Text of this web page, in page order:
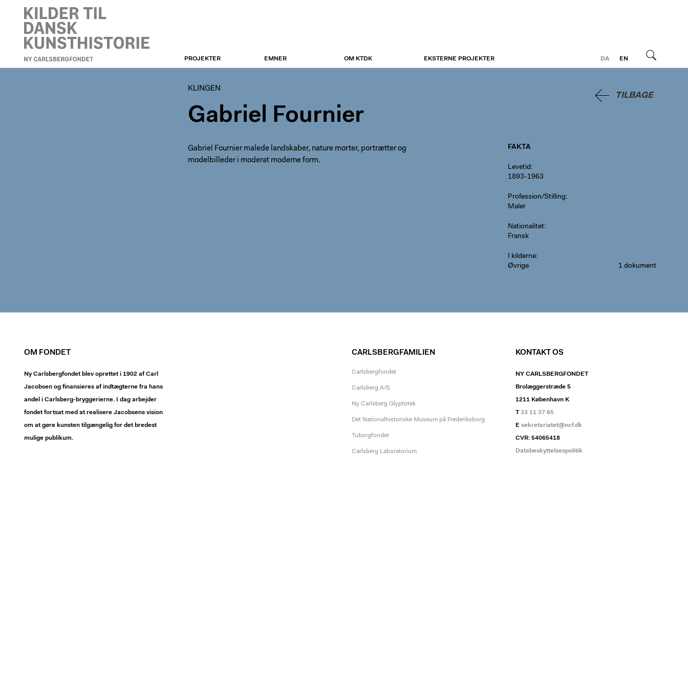
KLINGEN
DA
EN
PROJEKTER EMNER OM KTDK EKSTERNE PROJEKTER
TILBAGE
KLINGEN
Gabriel Fournier
Gabriel Fournier malede landskaber, nature morter, portrætter og
modelbilleder i moderat moderne form.
FAKTA
Levetid
1893-1963
Profession/Stilling
Maler
Nationalitet
Fransk
I kilderne
Øvrige
1 dokument
OM FONDET
Ny Carlsbergfondet blev oprettet i 1902 af Carl
Jacobsen og finansieres af indtægterne fra hans
andel i Carlsberg-bryggerierne. I dag arbejder
fondet fortsat med at realisere Jacobsens vision
om at gøre kunsten tilgængelig for det bredest
mulige publikum.
CARLSBERGFAMILIEN
Carlsbergfondet
Carlsberg A/S
Ny Carlsberg Glyptotek
Det Nationalhistoriske Museum på Frederiksborg
Tuborgfondet
Carlsberg Laboratorium
KONTAKT OS
NY CARLSBERGFONDET
Brolæggerstræde 5
1211 København K
T33 11 37 65
E sekretariatet@ncf.dk
CVR: 54065418
Databeskyttelsespolitik